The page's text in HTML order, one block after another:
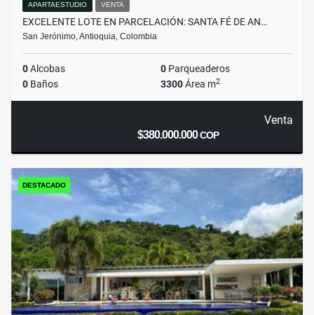
APARTAESTUDIO VENTA
EXCELENTE LOTE EN PARCELACIÓN: SANTA FÉ DE AN…
San Jerónimo, Antioquia, Colombia
0Alcobas 0 Parqueaderos
0 Baños 3300Área m2
Venta
$380.000.000COP
DESTACADO